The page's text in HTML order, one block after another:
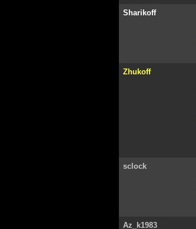
Sharikoff
Zhukoff
sclock
Az_k1983